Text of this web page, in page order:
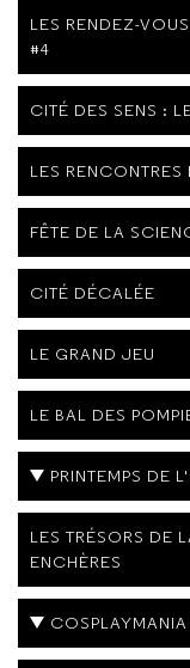
LES RENDEZ-
#4
CITÉ DES SENS :
LES
FÊTE DE LA
CITÉ DÉCALÉE
LE GRAND JEU
LE BAL DES
PRINTEMPS DE
LES TRÉSORS DE
ENCHÈRES
COSPLAYMANIA